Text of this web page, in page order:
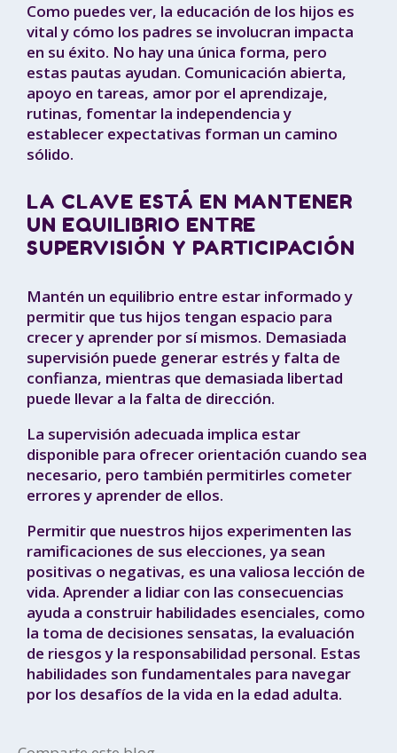
Como puedes ver, la educación de los hijos es
vital y cómo los padres se involucran impacta
en su éxito. No hay una única forma, pero
estas pautas ayudan. Comunicación abierta,
apoyo en tareas, amor por el aprendizaje,
rutinas, fomentar la independencia y
establecer expectativas forman un camino
sólido.
LA CLAVE ESTÁ EN MANTENER
UN EQUILIBRIO ENTRE
SUPERVISIÓN Y PARTICIPACIÓN
Mantén un equilibrio entre estar informado y
permitir que tus hijos tengan espacio para
crecer y aprender por sí mismos. Demasiada
supervisión puede generar estrés y falta de
confianza, mientras que demasiada libertad
puede llevar a la falta de dirección.
La supervisión adecuada implica estar
disponible para ofrecer orientación cuando sea
necesario, pero también permitirles cometer
errores y aprender de ellos.
Permitir que nuestros hijos experimenten las
ramificaciones de sus elecciones, ya sean
positivas o negativas, es una valiosa lección de
vida. Aprender a lidiar con las consecuencias
ayuda a construir habilidades esenciales, como
la toma de decisiones sensatas, la evaluación
de riesgos y la responsabilidad personal. Estas
habilidades son fundamentales para navegar
por los desafíos de la vida en la edad adulta.